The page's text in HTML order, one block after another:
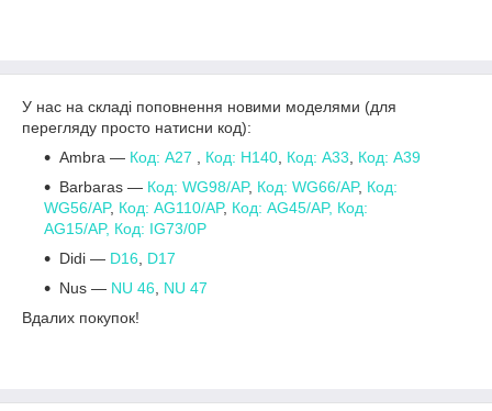
У нас на складі поповнення новими моделями (для
перегляду просто натисни код):
Ambra ― Код: A27 Код: H140 Код: A33
Код: A39
Barbaras ― Код: WG98/AP, Код: WG66/AP, Код:
WG56/AP, Код: AG110/AP, Код: AG45/AP, Код:
AG15/AP, Код: IG73/0P
Didi ― D16 D17
Nus ― NU 46 NU 47
Вдалих покупок!